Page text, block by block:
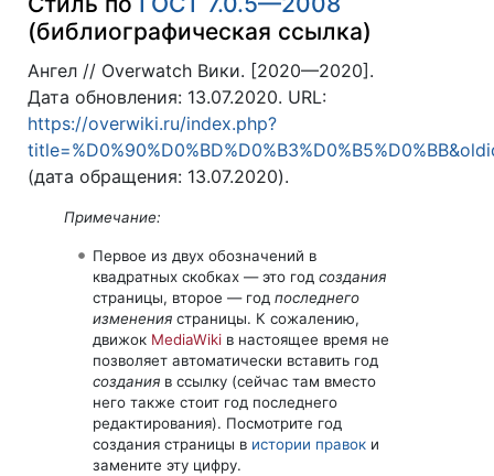
(библиографическая ссылка)
Ангел // Overwatch Вики. [2020—2020].
Дата обновления: 13.07.2020. URL:
https://overwiki.ru/index.php?
(дата обращения: 13.07.2020).
Примечание:
Первое из двух обозначений в
квадратных скобках — это год создания
страницы, второе — год последнего
изменениястраницы. К сожалению,
движок MediaWikiв настоящее время не
позволяет автоматически вставить год
созданияв ссылку (сейчас там вместо
него также стоит год последнего
редактирования). Посмотрите год
создания страницы в истории правоки
замените эту цифру.